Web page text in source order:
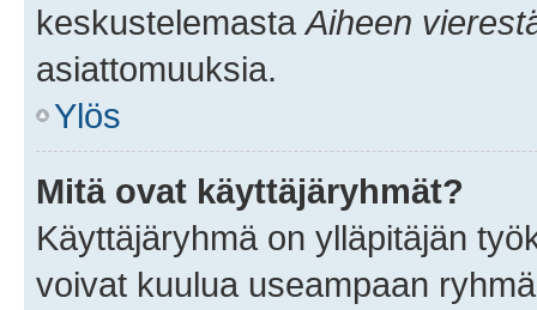
keskustelemasta Aiheen
asiattomuuksia.
Ylös
Mitä ovat käyttäjäryhmät?
Käyttäjäryhmä on ylläpitäjän
voivat kuulua useampaan